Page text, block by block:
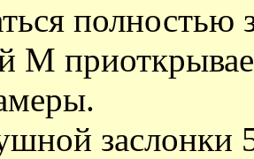
М
заслонки